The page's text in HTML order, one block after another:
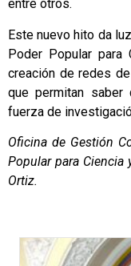
entre otros.
Este nuevo hito da
Poder Popular para
creación de redes
que permitan
fuerza de
Oficina de Gestión
Popular para Ciencia
Ortiz.